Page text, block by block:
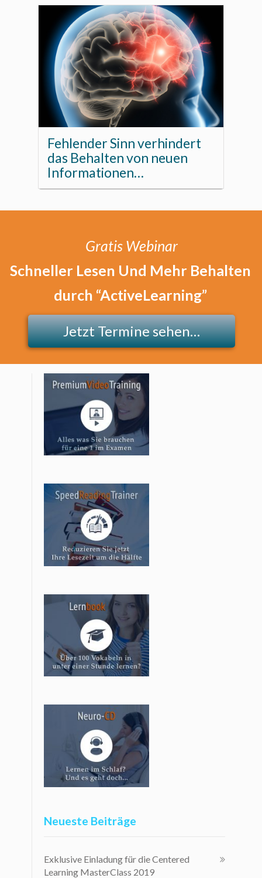
Fehlender Sinn verhindert
das Behalten von neuen
Informationen…
Gratis Webinar
Schneller Lesen Und Mehr Behalten
durch “ActiveLearning”
Jetzt Termine sehen…
Neueste Beiträge
Exklusive Einladung für die Centered
Learning MasterClass 2019